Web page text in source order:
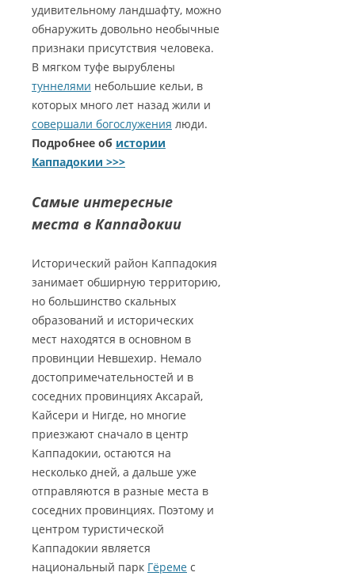
удивительному ландшафту, можно
обнаружить довольно необычные
признаки присутствия человека.
В мягком туфе вырублены
туннелями небольшие кельи, в
которых много лет назад жили и
совершали богослужения люди.
Подробнее об истории
Каппадокии >>>
Самые интересные
места в Каппадокии
Исторический район Каппадокия
занимает обширную территорию,
но большинство скальных
образований и исторических
мест находятся в основном в
провинции Невшехир. Немало
достопримечательностей и в
соседних провинциях Аксарай,
Кайсери и Нигде, но многие
приезжают сначало в центр
Каппадокии, остаются на
несколько дней, а дальше уже
отправляются в разные места в
соседних провинциях. Поэтому и
центром туристической
Каппадокии является
национальный парк Гёреме с